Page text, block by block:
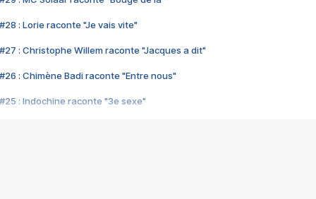
#28 : Lorie raconte "Je vais vite"
#27 : Christophe Willem raconte "Jacques a dit"
#26 : Chimène Badi raconte "Entre nous"
#25 : Indochine raconte "3e sexe"